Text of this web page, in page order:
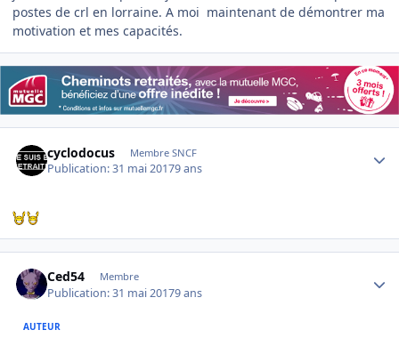
postes de crl en lorraine. A moi maintenant de démontrer ma
motivation et mes capacités.
cyclodocus Membre SNCF
Publication:31 mai 20179 ans
Ced54 Membre
Publication:31 mai 20179 ans
AUTEUR